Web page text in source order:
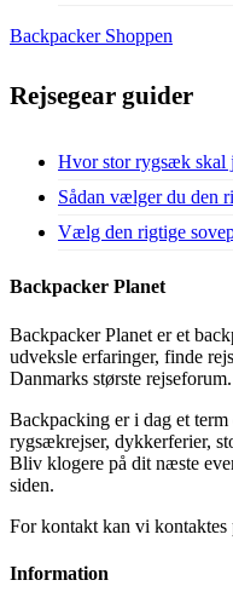
Backpacker Shoppen
Rejsegear guider
Hvor stor rygsæk skal
Sådan vælger du den
Vælg den rigtige
Backpacker Planet
Backpacker Planet er et
udveksle erfaringer, finde
Danmarks største rejseforum.
Backpacking er i dag et
rygsækrejser, dykkerferier,
Bliv klogere på dit næste
siden.
For kontakt kan vi
Information